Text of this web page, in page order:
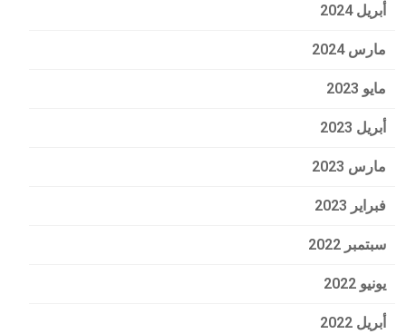
أبريل 2024
مارس 2024
مايو 2023
أبريل 2023
مارس 2023
فبراير 2023
سبتمبر 2022
يونيو 2022
أبريل 2022